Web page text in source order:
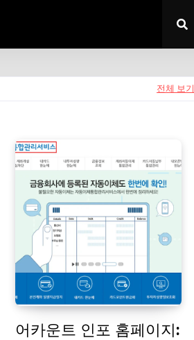
전체 보기
어카운트 인포 홈페이지: